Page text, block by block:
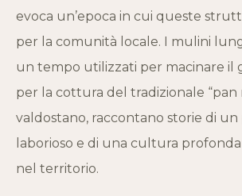
evoca un’epoca in cui queste
per la comunità locale. I mulini
un tempo utilizzati per macinare il
per la cottura del tradizionale “pan
valdostano, raccontano storie di un
laborioso e di una cultura
nel territorio.